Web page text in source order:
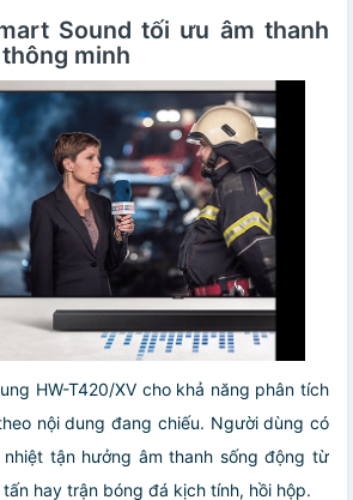
Sound tối ưu âm thanh
minh
HW-T420/XV cho khả năng phân tích
nội dung đang chiếu. Người dùng có
tận hưởng âm thanh sống động từ
hay trận bóng đá kịch tính, hồi hộp.